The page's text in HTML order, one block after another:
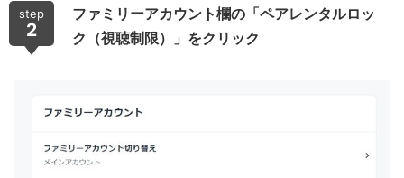
step
2
ファミリーアカウント欄の「ペアレンタルロッ
ク（視聴制限）」をクリック